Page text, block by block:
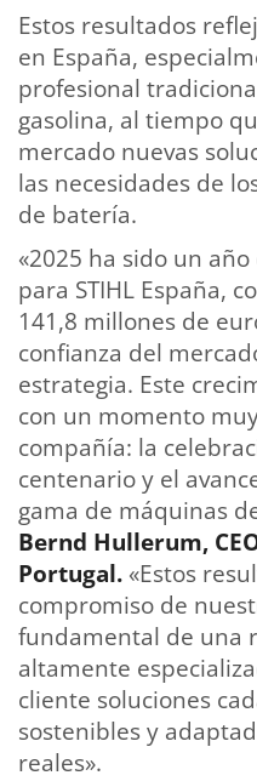
Estos resultados
en España,
profesional
gasolina, al tiempo
mercado nuevas
las necesidades de
de batería.
«2025 ha sido un
para STIHL España,
141,8 millones de
confianza del
estrategia. Este
con un momento
compañía: la
centenario y el
gama de máquinas
Bernd Hullerum,
Portugal. «Estos
compromiso de
fundamental de una
altamente
cliente soluciones
sostenibles y
reales».